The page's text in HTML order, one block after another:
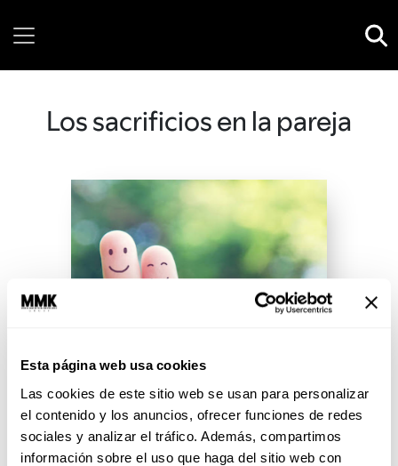
Esta página web usa cookies
Las cookies de este sitio web se usan para personalizar
el contenido y los anuncios, ofrecer funciones de redes
sociales y analizar el tráfico. Además, compartimos
información sobre el uso que haga del sitio web con
Los sacrificios en la pareja
¿El amor verdadero es
incondicional?